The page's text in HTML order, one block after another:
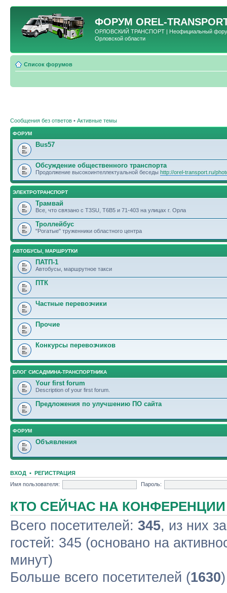
ФОРУМ OREL-
ОРЛОВСКИЙ ТРАНСПОРТ | Неофициальный форум
Орловской области
Список форумов
Сообщения без ответов • Активные темы
ФОРУМ
Bus57
Обсуждение общественного транспорта
Продолжение высокоинтеллектуальной беседы http://orel-transport.ru/
ЭЛЕКТРОТРАНСПОРТ
Трамвай
Все, что связано с T3SU, T6B5 и 71-403 на улицах г. Орла
Троллейбус
"Рогатые" труженники областного центра
АВТОБУСЫ, МАРШРУТКИ
ПАТП-1
Автобусы, маршрутное такси
ПТК
Частные перевозчики
Прочие
Конкурсы перевозчиков
БЛОГ СИСАДМИНА-ТРАНСПОРТНИКА
Your first forum
Description of your first forum.
Предложения по улучшению ПО сайта
ФОРУМ
Объявления
ВХОД • РЕГИСТРАЦИЯ
Имя пользователя:
Пароль:
КТО СЕЙЧАС НА КОНФЕРЕНЦИИ
Всего посетителей: 345, из них
гостей: 345 (основано на
минут)
Больше всего посетителей (1630